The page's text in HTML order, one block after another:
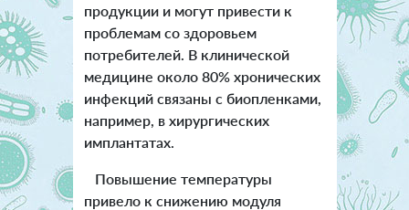
продукции и могут привести к
проблемам со здоровьем
потребителей. В клинической
медицине около 80% хронических
инфекций связаны с биопленками,
например, в хирургических
имплантатах.
Повышение температуры
привело к снижению модуля